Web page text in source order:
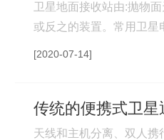
卫星地面接收站由:抛物
或反之的装置。常用卫
[2020-07-14]
传统的便携式卫星
天线和主机分离、双人